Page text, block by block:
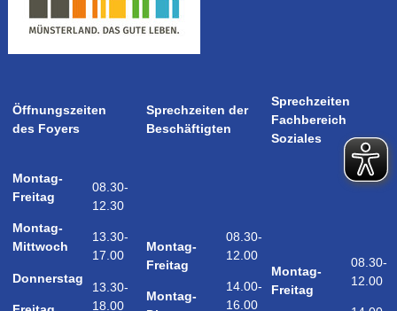
Öffnungszeiten
des Foyers
Sprechzeiten der
Beschäftigten
Sprechzeiten
Fachbereich
Soziales
Montag-
Freitag
Montag-
Mittwoch
Donnerstag
08.30-
12.30
13.30-
17.00
13.30-
18.00
Montag-
Freitag
Montag-
08.30-
12.00
14.00-
16.00
Montag-
Freitag
08.30-
12.00